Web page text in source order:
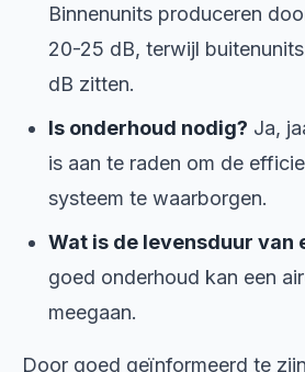
Binnenunits produceren
20-25 dB, terwijl
dB zitten.
Is onderhoud nodig? Ja,
is aan te raden om de
systeem te waarborgen.
Wat is de levensduur van
goed onderhoud kan een
meegaan.
Door goed geïnformeerd te